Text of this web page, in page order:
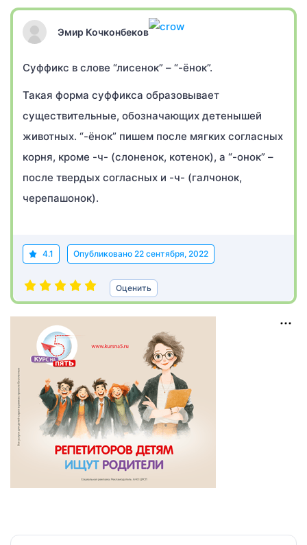
Эмир Кочконбеков
Суффикс в слове “лисенок” – “-ёнок”.
Такая форма суффикса образовывает
существительные, обозначающих детенышей
животных. “-ёнок” пишем после мягких согласных
корня, кроме -ч- (слоненок, котенок), а “-онок” –
после твердых согласных и -ч- (галчонок,
черепашонок).
4.1 Опубликовано 22 сентября, 2022
Оценить